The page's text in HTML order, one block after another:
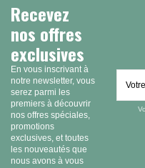
Recevez
nos offres
exclusives
En vous inscrivant à
notre newsletter, vous
serez parmi les
premiers à découvrir
nos offres spéciales,
promotions
exclusives, et toutes
les nouveautés que
nous avons à vous